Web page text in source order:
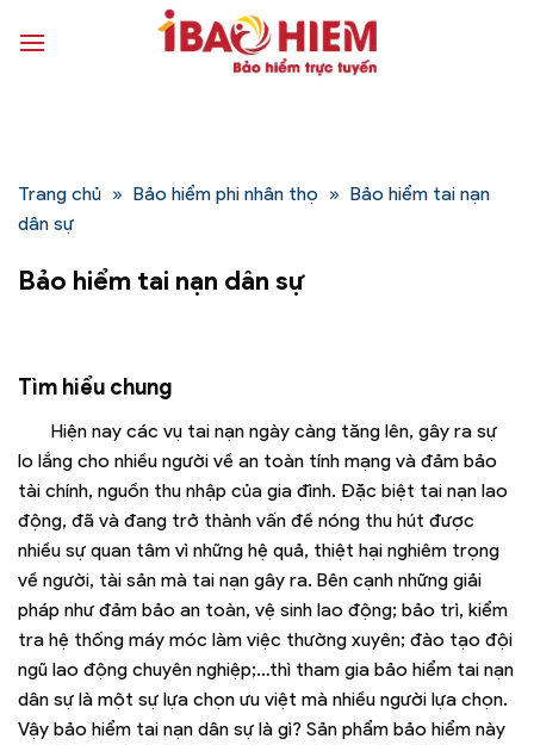
qua
Trang chủ » Bảo hiểm phi nhân thọ » Bảo hiểm tai nạn
dân sự
Bảo hiểm tai nạn dân sự
Tìm hiểu chung
Hiện nay các vụ tai nạn ngày càng tăng lên, gây ra sự
lo lắng cho nhiều người về an toàn tính mạng và đảm bảo
tài chính, nguồn thu nhập của gia đình. Đặc biệt tai nạn lao
động, đã và đang trở thành vấn đề nóng thu hút được
nhiều sự quan tâm vì những hệ quả, thiệt hại nghiêm trọng
về người, tài sản mà tai nạn gây ra. Bên cạnh những giải
pháp như đảm bảo an toàn, vệ sinh lao động; bảo trì, kiểm
tra hệ thống máy móc làm việc thường xuyên; đào tạo đội
ngũ lao động chuyên nghiệp;…thì tham gia bảo hiểm tai nạn
dân sự là một sự lựa chọn ưu việt mà nhiều người lựa chọn.
Vậy bảo hiểm tai nạn dân sự là gì? Sản phẩm bảo hiểm này